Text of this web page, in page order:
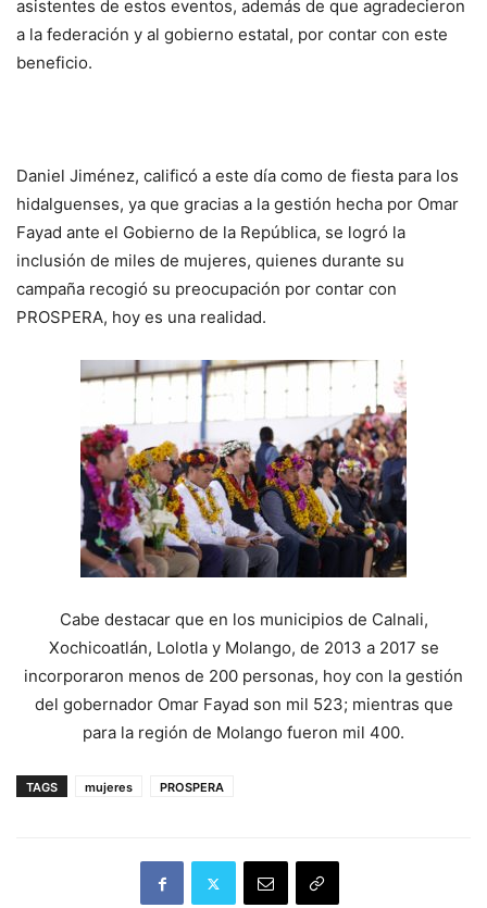
asistentes de estos eventos, además de que agradecieron
a la federación y al gobierno estatal, por contar con este
beneficio.
Daniel Jiménez, calificó a este día como de fiesta para los
hidalguenses, ya que gracias a la gestión hecha por Omar
Fayad ante el Gobierno de la República, se logró la
inclusión de miles de mujeres, quienes durante su
campaña recogió su preocupación por contar con
PROSPERA, hoy es una realidad.
Cabe destacar que en los municipios de Calnali,
Xochicoatlán, Lolotla y Molango, de 2013 a 2017 se
incorporaron menos de 200 personas, hoy con la gestión
del gobernador Omar Fayad son mil 523; mientras que
para la región de Molango fueron mil 400.
TAGS mujeres PROSPERA